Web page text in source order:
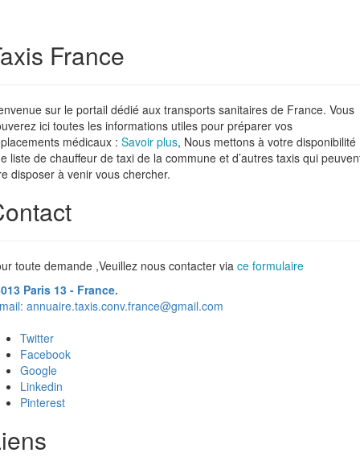
France
sur le portail dédié aux transports sanitaires de France. Vous
ici toutes les informations utiles pour préparer vos
médicaux : Savoir plus, Nous mettons à votre disponibilité
liste de chauffeur de taxi de la commune et d’autres taxis qui
disposer à venir vous chercher.
toute demande ,Veuillez nous contacter via ce formulaire
Paris 13 - France.
annuaire.taxis.conv.france@gmail.com
Twitter
Facebook
Google
Linkedin
Pinterest